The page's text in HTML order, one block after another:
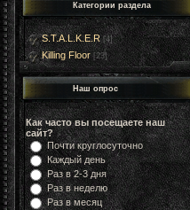
Категории раздела
S.T.A.L.K.E.R [4]
Killing Floor [23]
Наш опрос
Как часто вы посещаете наш
сайт?
Почти круглосуточно
Каждый день
Раз в 2-3 дня
Раз в неделю
Раз в месяц